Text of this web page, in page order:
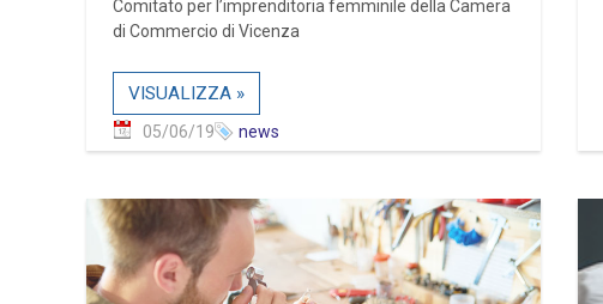
Comitato per l’imprenditoria femminile della Camera
di Commercio di Vicenza
VISUALIZZA »
05/06/19 news